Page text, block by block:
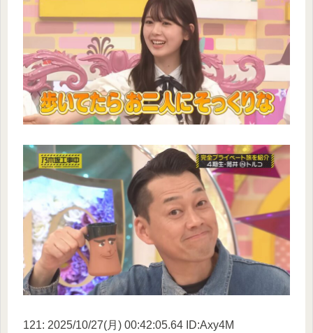
121: 2025/10/27(月) 00:42:05.64 ID:Axy4M